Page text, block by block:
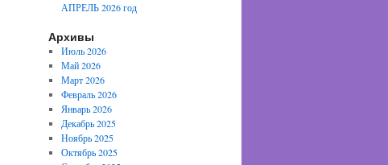
АПРЕЛЬ 2026 год
Архивы
Июль 2026
Май 2026
Март 2026
Февраль 2026
Январь 2026
Декабрь 2025
Ноябрь 2025
Октябрь 2025